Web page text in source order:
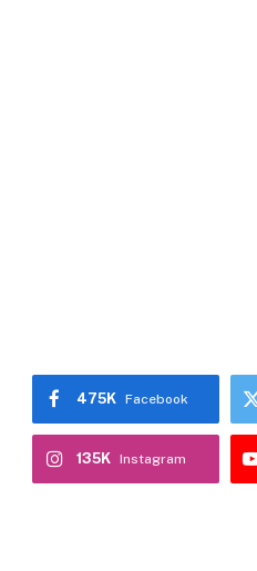
Facebook
475K
Instagram
135K